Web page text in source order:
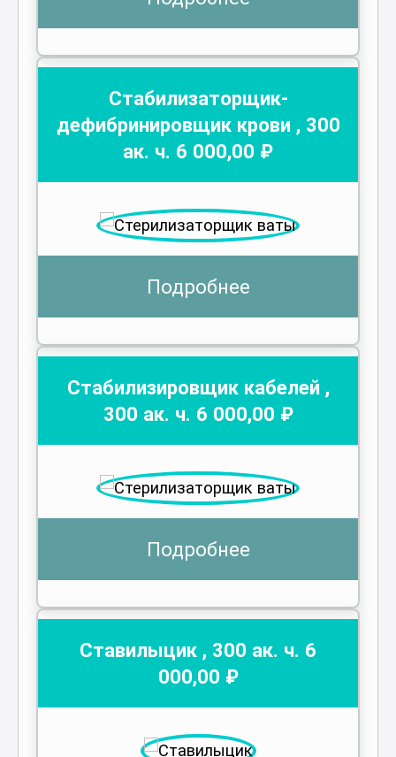
Стабилизаторщик-
дефибринировщик крови , 300
ак. ч. 6 000,00 ₽
Подробнее
Стабилизировщик кабелей ,
300 ак. ч. 6 000,00 ₽
Подробнее
Ставилыцик , 300 ак. ч. 6
000,00 ₽